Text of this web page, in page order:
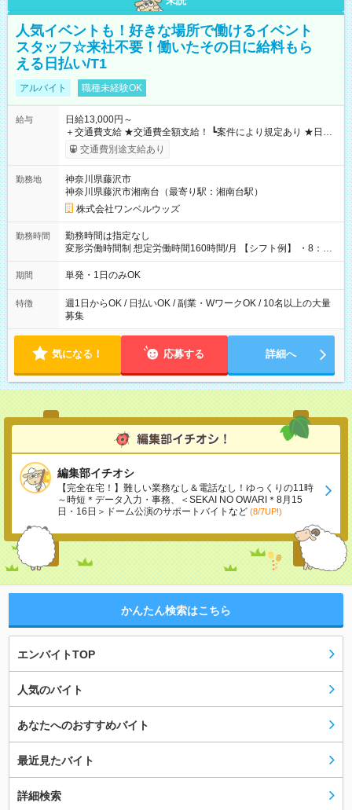
人気イベントも！好きな場所で働けるイベント
スタッフ☆来社不要！働いたその日に給料もら
える日払い/T1
アルバイト 職種未経験OK
給与
日給13,000円～
＋交通費支給 ★交通費全額支給！ ┗案件により規定あり ★日払
いOK！（規定あり） ┗働いたその日に現金GET♪ お仕事後はコ
ンビニATMから 日払い分を引き落とせます！ 【試用期間】試
交通費別途支給あり
勤務地
神奈川県藤沢市
神奈川県藤沢市湘南台（最寄り駅：湘南台駅）
株式会社ワンベルウッズ
勤務時間
勤務時間は指定なし
変形労働時間制 想定労働時間160時間/月 【シフト例】 ・8：00
～21：00
期間 単発・1日のみOK
特徴
週1日からOK / 日払いOK / 副業・WワークOK / 10名以上の大量
募集
気になる！ 応募する 詳細へ
編集部イチオシ
【完全在宅！】難しい業務なし＆電話なし！ゆっくりの11時
～時短＊データ入力・事務、＜SEKAI NO OWARI＊8月15
日・16日＞ドーム公演のサポートバイトなど (8/7UP!)
かんたん検索はこちら
エンバイトTOP
人気のバイト
あなたへのおすすめバイト
最近見たバイト
詳細検索